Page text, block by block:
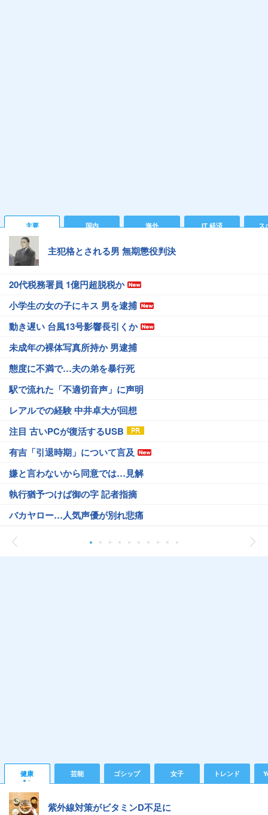
主要 国内 海外 IT 経済 ス
主犯格とされる男 無期懲役判決
20代税務署員 1億円超脱税か
小学生の女の子にキス 男を逮捕
動き遅い 台風13号影響長引くか
未成年の裸体写真所持か 男逮捕
態度に不満で…夫の弟を暴行死
駅で流れた「不適切音声」に声明
レアルでの経験 中井卓大が回想
注目 古いPCが復活するUSB
有吉「引退時期」について言及
嫌と言わないから同意では…見解
執行猶予つけば御の字 記者指摘
バカヤロー…人気声優が別れ悲痛
健康 芸能 ゴシップ 女子 トレンド
紫外線対策がビタミンD不足に